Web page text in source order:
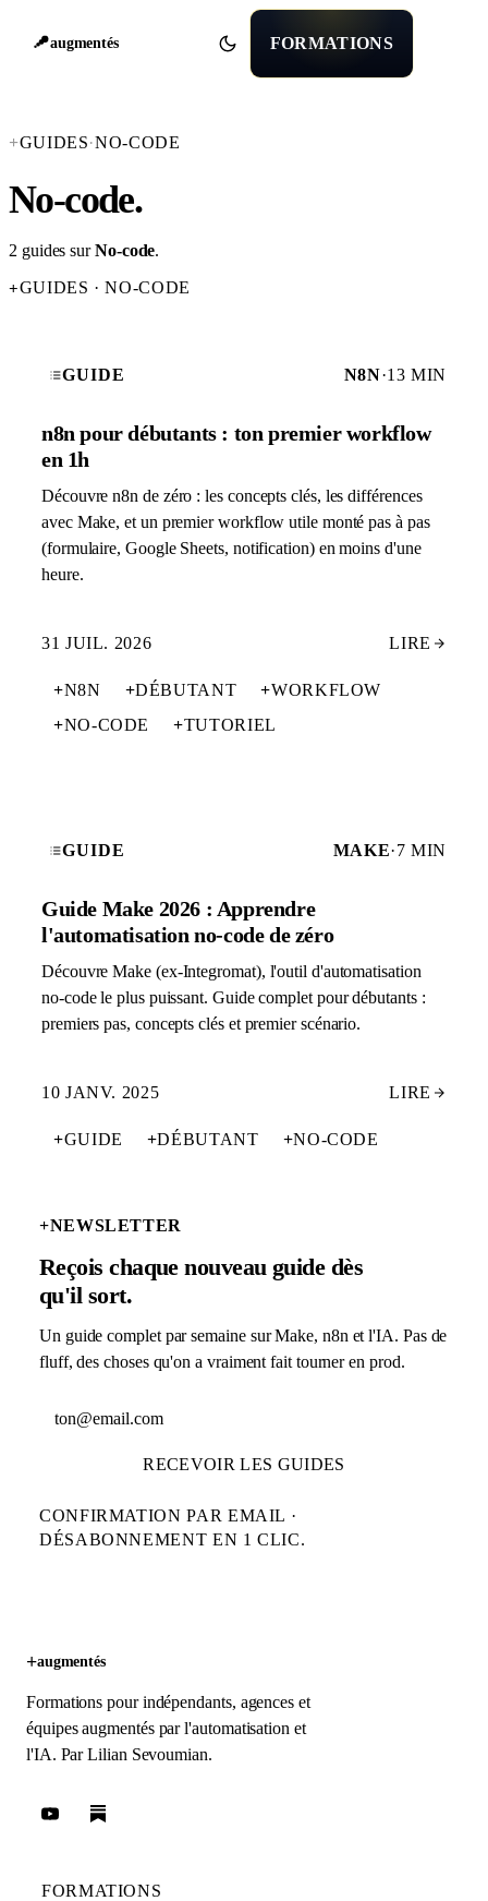
augmentés FORMATIONS
+GUIDES·NO-CODE
No-code.
2 guides surNo-code.
+GUIDES · NO-CODE
GUIDE N8N·13 MIN
n8n pour débutants : ton premier workflow
en 1h
Découvre n8n de zéro : les concepts clés, les différences
avec Make, et un premier workflow utile monté pas à pas
(formulaire, Google Sheets, notification) en moins d'une
heure.
31 JUIL. 2026 LIRE
+N8N +DÉBUTANT +WORKFLOW
+NO-CODE +TUTORIEL
GUIDE MAKE·7 MIN
Guide Make 2026 : Apprendre
l'automatisation no-code de zéro
Découvre Make (ex-Integromat), l'outil d'automatisation
no-code le plus puissant. Guide complet pour débutants :
premiers pas, concepts clés et premier scénario.
10 JANV. 2025 LIRE
+GUIDE +DÉBUTANT +NO-CODE
+NEWSLETTER
Reçois chaque nouveau guide dès
qu'il sort.
Un guide complet par semaine sur Make, n8n et l'IA. Pas de
fluff, des choses qu'on a vraiment fait tourner en prod.
RECEVOIR LES GUIDES
CONFIRMATION PAR EMAIL ·
DÉSABONNEMENT EN 1 CLIC.
+augmentés
Formations pour indépendants, agences et
équipes augmentés par l'automatisation et
l'IA. ParLilian Sevoumian.
FORMATIONS